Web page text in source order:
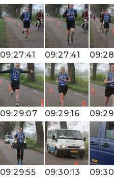
09:27:41 09:27:41
09:29:07 09:29:16
09:29:55 09:30:13